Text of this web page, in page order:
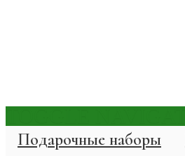
Подарочные наборы